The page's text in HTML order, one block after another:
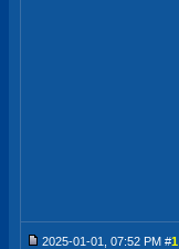
2025-01-01, 07:52 PM #1